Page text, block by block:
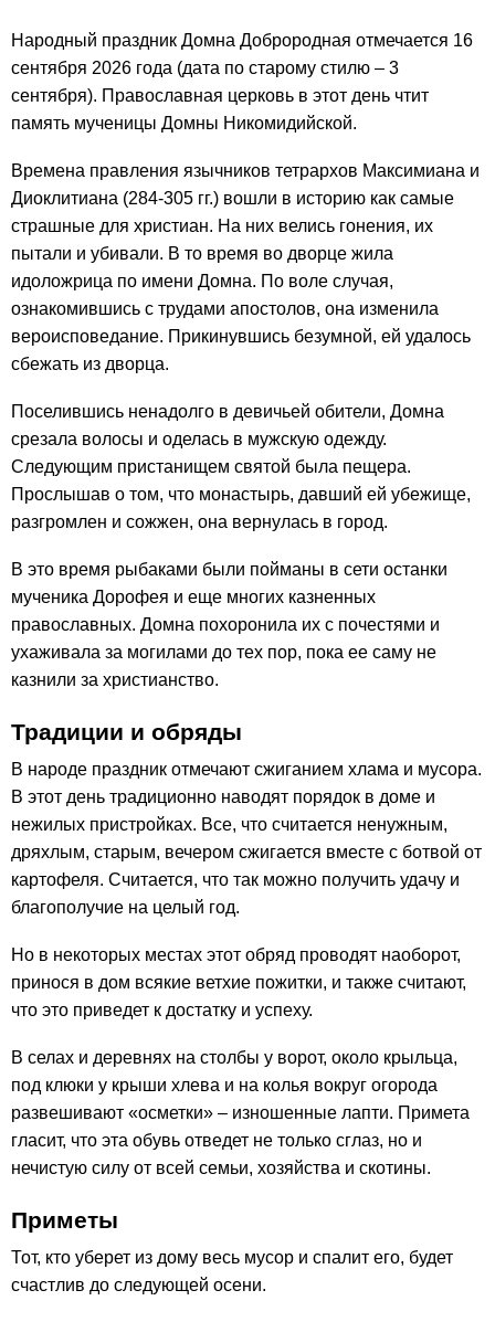
Народный праздник Домна Доброродная отмечается 16
сентября 2026 года (дата по старому стилю – 3
сентября). Православная церковь в этот день чтит
память мученицы Домны Никомидийской.
Времена правления язычников тетрархов Максимиана и
Диоклитиана (284-305 гг.) вошли в историю как самые
страшные для христиан. На них велись гонения, их
пытали и убивали. В то время во дворце жила
идоложрица по имени Домна. По воле случая,
ознакомившись с трудами апостолов, она изменила
вероисповедание. Прикинувшись безумной, ей удалось
сбежать из дворца.
Поселившись ненадолго в девичьей обители, Домна
срезала волосы и оделась в мужскую одежду.
Следующим пристанищем святой была пещера.
Прослышав о том, что монастырь, давший ей убежище,
разгромлен и сожжен, она вернулась в город.
В это время рыбаками были пойманы в сети останки
мученика Дорофея и еще многих казненных
православных. Домна похоронила их с почестями и
ухаживала за могилами до тех пор, пока ее саму не
казнили за христианство.
Традиции и обряды
В народе праздник отмечают сжиганием хлама и мусора.
В этот день традиционно наводят порядок в доме и
нежилых пристройках. Все, что считается ненужным,
дряхлым, старым, вечером сжигается вместе с ботвой от
картофеля. Считается, что так можно получить удачу и
благополучие на целый год.
Но в некоторых местах этот обряд проводят наоборот,
принося в дом всякие ветхие пожитки, и также считают,
что это приведет к достатку и успеху.
В селах и деревнях на столбы у ворот, около крыльца,
под клюки у крыши хлева и на колья вокруг огорода
развешивают «осметки» – изношенные лапти. Примета
гласит, что эта обувь отведет не только сглаз, но и
нечистую силу от всей семьи, хозяйства и скотины.
Приметы
Тот, кто уберет из дому весь мусор и спалит его, будет
счастлив до следующей осени.